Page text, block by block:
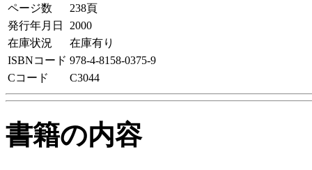
ページ数
238頁
発行年月日
2000
在庫状況
在庫有り
ISBNコード 978-4-8158-0375-9
Cコード
C3044
書籍の内容